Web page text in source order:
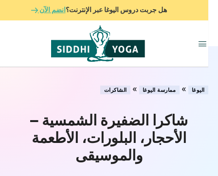
هل جربت دروس اليوغا عبر الإنترنت؟انضم الآن
اليوغا » ممارسة اليوغا » الشاكرات
شاكرا الضفيرة الشمسية –
الأحجار، البلورات، الأطعمة
والموسيقى